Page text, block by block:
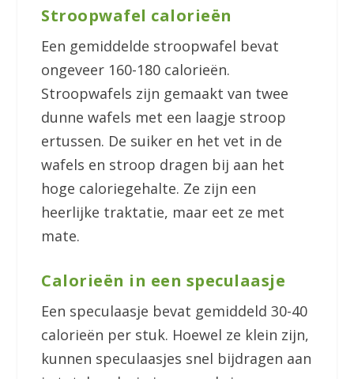
Stroopwafel calorieën
Een gemiddelde stroopwafel bevat
ongeveer 160-180 calorieën.
Stroopwafels zijn gemaakt van twee
dunne wafels met een laagje stroop
ertussen. De suiker en het vet in de
wafels en stroop dragen bij aan het
hoge caloriegehalte. Ze zijn een
heerlijke traktatie, maar eet ze met
mate.
Calorieën in een speculaasje
Een speculaasje bevat gemiddeld 30-40
calorieën per stuk. Hoewel ze klein zijn,
kunnen speculaasjes snel bijdragen aan